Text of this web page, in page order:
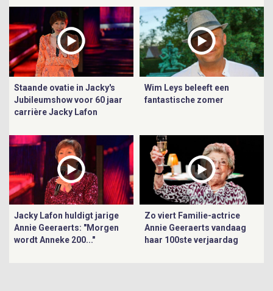
Staande ovatie in Jacky's
Jubileumshow voor 60 jaar
carrière Jacky Lafon
Wim Leys beleeft een
fantastische zomer
Jacky Lafon huldigt jarige
Annie Geeraerts: "Morgen
wordt Anneke 200..."
Zo viert Familie-actrice
Annie Geeraerts vandaag
haar 100ste verjaardag